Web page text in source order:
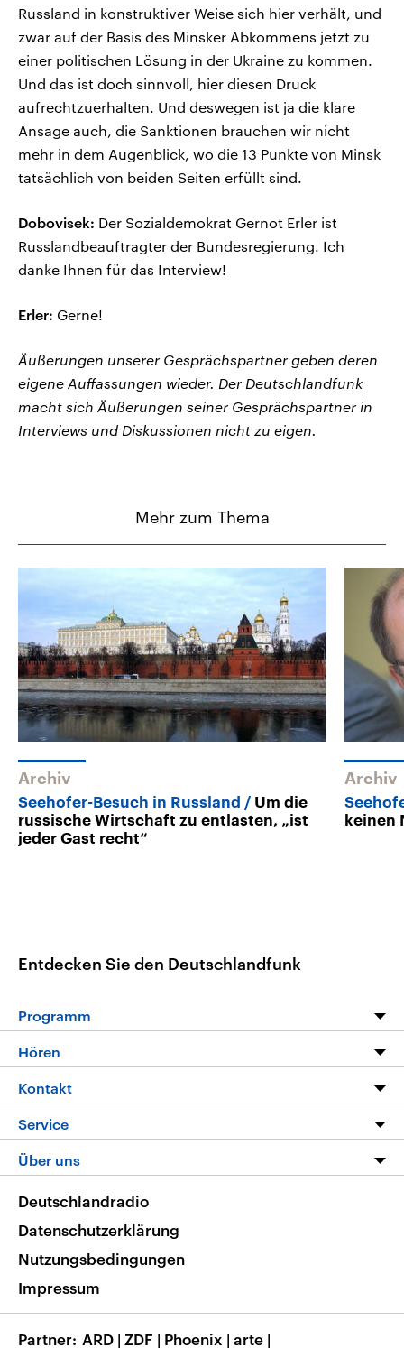
Russland in konstruktiver Weise sich hier verhält, und
zwar auf der Basis des Minsker Abkommens jetzt zu
einer politischen Lösung in der Ukraine zu kommen.
Und das ist doch sinnvoll, hier diesen Druck
aufrechtzuerhalten. Und deswegen ist ja die klare
Ansage auch, die Sanktionen brauchen wir nicht
mehr in dem Augenblick, wo die 13 Punkte von Minsk
tatsächlich von beiden Seiten erfüllt sind.
Dobovisek: Der Sozialdemokrat Gernot Erler ist
Russlandbeauftragter der Bundesregierung. Ich
danke Ihnen für das Interview!
Erler: Gerne!
Äußerungen unserer Gesprächspartner geben deren
eigene Auffassungen wieder. Der Deutschlandfunk
macht sich Äußerungen seiner Gesprächspartner in
Interviews und Diskussionen nicht zu eigen.
Mehr zum Thema
Archiv
Seehofer-Besuch in Russland
Um die
russische Wirtschaft zu entlasten, „ist
jeder Gast recht“
Archiv
keinen
Entdecken Sie den Deutschlandfunk
Programm
Programm
Die Nachrichten
Nachrichtenleicht
Neue Beiträge auf dlf.de
Hören
Livestream
Podcasts
Deutschlandfunk App
Nachrichten App
Frequenzen
Kontakt
Hörerservice
Service
FAQ
Veranstaltungen
Musikliste
RSS
Über uns
Barrierefreiheit
Deutschlandradio
Datenschutzerklärung
Nutzungsbedingungen
Impressum
Partner ARD | ZDF | Phoenix | arte |